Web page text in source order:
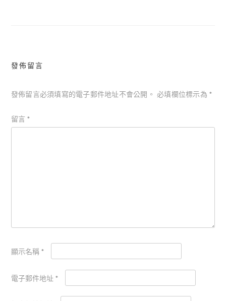
發佈留言
發佈留言必須填寫的電子郵件地址不會公開。 必填欄位標示為*
留言 *
顯示名稱 *
電子郵件地址 *